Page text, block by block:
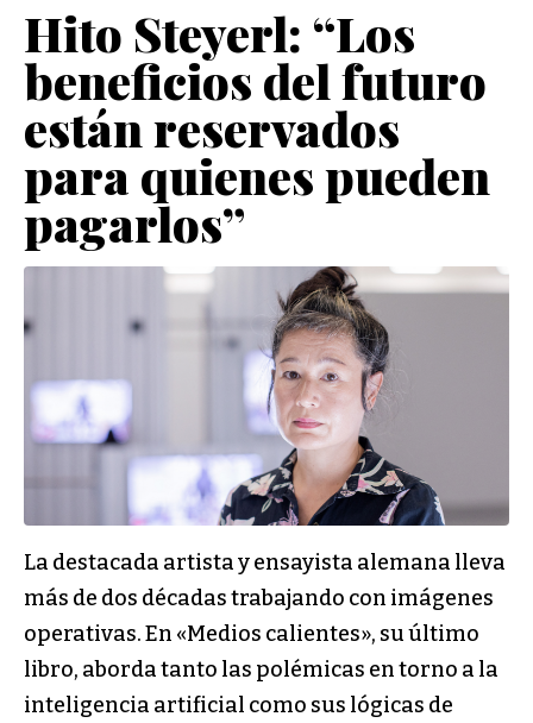
Hito Steyerl: “Los
beneficios del futuro
están reservados
para quienes pueden
pagarlos”
La destacada artista y ensayista alemana lleva
más de dos décadas trabajando con imágenes
operativas. En «Medios calientes», su último
libro, aborda tanto las polémicas en torno a la
inteligencia artificial como sus lógicas de